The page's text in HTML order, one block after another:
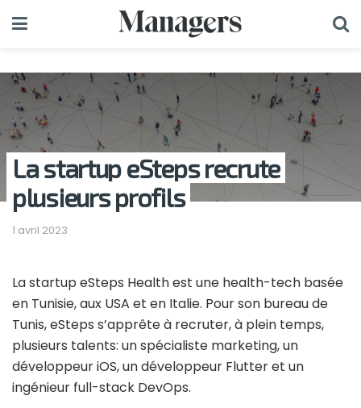
La startup eSteps recrute
plusieurs profils
1 avril 2023
La startup eSteps Health est une health-tech basée
en Tunisie, aux USA et en Italie. Pour son bureau de
Tunis, eSteps s’apprête à recruter, à plein temps,
plusieurs talents: un spécialiste marketing, un
développeur iOS, un développeur Flutter et un
ingénieur full-stack DevOps.